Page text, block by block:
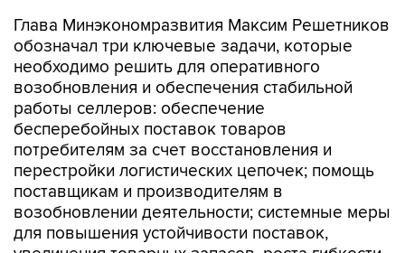
Глава Минэкономразвития Максим Решетников
обозначал три ключевые задачи, которые
необходимо решить для оперативного
возобновления и обеспечения стабильной
работы селлеров: обеспечение
бесперебойных поставок товаров
потребителям за счет восстановления и
перестройки логистических цепочек; помощь
поставщикам и производителям в
возобновлении деятельности; системные меры
для повышения устойчивости поставок,